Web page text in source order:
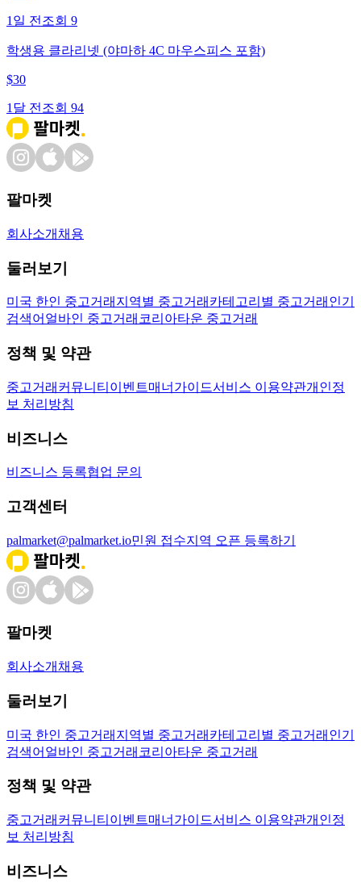
1일 전 조회 9
학생용 클라리넷 (야마하 4C 마우스피스 포함)
$30
1달 전 조회 94
팔마켓
회사소개 채용
둘러보기
미국 한인 중고거래 지역별 중고거래 카테고리별 중고거래 인기
검색어 얼바인 중고거래 코리아타운 중고거래
정책 및 약관
중고거래 커뮤니티 이벤트매너가이드서비스 이용약관개인정
보 처리방침
비즈니스
비즈니스 등록협업 문의
고객센터
palmarket@palmarket.io민원 접수지역 오픈 등록하기
팔마켓
회사소개 채용
둘러보기
미국 한인 중고거래 지역별 중고거래 카테고리별 중고거래 인기
검색어 얼바인 중고거래 코리아타운 중고거래
정책 및 약관
중고거래 커뮤니티 이벤트매너가이드서비스 이용약관개인정
보 처리방침
비즈니스